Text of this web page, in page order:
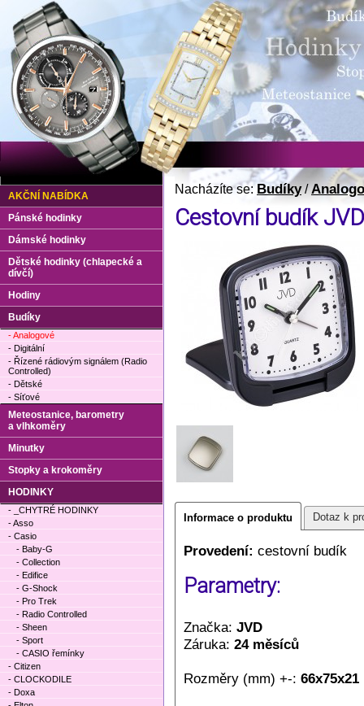
Nacházíte se:Budíky/
Cestovní budík
Informace o produktu Dotaz k
Provedení: cestovní budík
Parametry:
Značka: JVD
Záruka: 24 měsíců
Rozměry (mm) +-: 66x75x21
AKČNÍ NABÍDKA
Pánské hodinky
Dámské hodinky
Dětské hodinky (chlapecké a
dívčí)
Hodiny
Budíky
- Analogové
- Digitální
- Řízené rádiovým signálem (Radio
Controlled)
- Dětské
- Síťové
Meteostanice, barometry
a vlhkoměry
Minutky
Stopky a krokoměry
HODINKY
- _CHYTRÉ HODINKY
- Asso
- Casio
- Baby-G
- Collection
- Edifice
- G-Shock
- Pro Trek
- Radio Controlled
- Sheen
- Sport
- CASIO řemínky
- Citizen
- CLOCKODILE
- Doxa